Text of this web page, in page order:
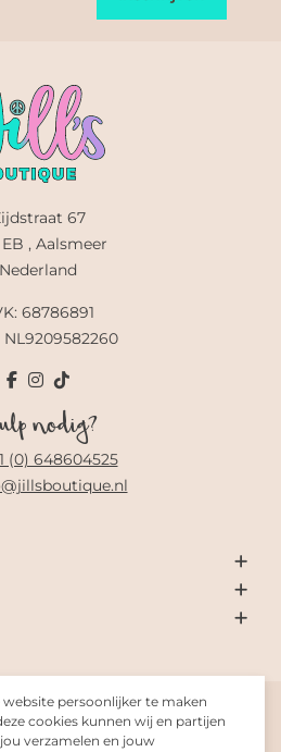
persoonlijker te maken
cookies kunnen wij en partijen
verzamelen en jouw
67
EB , Aalsmeer
Nederland
68786891
NL9209582260
nodig?
(0) 648604525
Jill's Boutique